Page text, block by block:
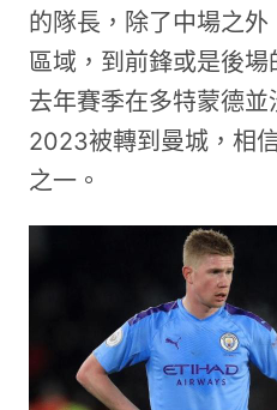
的隊長，除了中場之
區域，到前鋒或是後
去年賽季在多特蒙德
2023被轉到曼城，相
之一。